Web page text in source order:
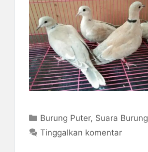
Kategori
Burung Puter, Suara Burung
Tinggalkan komentar